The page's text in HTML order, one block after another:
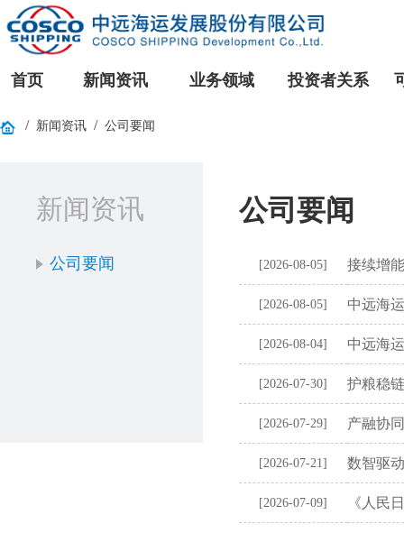
首页 新闻资讯 业务领域 投资者关系
/ 新闻资讯 / 公司要闻
新闻资讯
公司要闻
公司要闻
[2026-08-05] 接续增
[2026-08-05] 中远海
[2026-08-04] 中远海
[2026-07-30] 护粮稳
[2026-07-29] 产融协
[2026-07-21] 数智驱
[2026-07-09] 《人民